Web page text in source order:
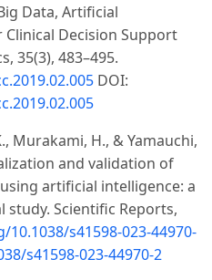
Data, Artificial
Decision Support
35(3), 483–495.
DOI:
Murakami, H., & Yamauchi,
and validation of
artificial intelligence: a
Scientific Reports,
s41598-023-44970-
s41598-023-44970-2